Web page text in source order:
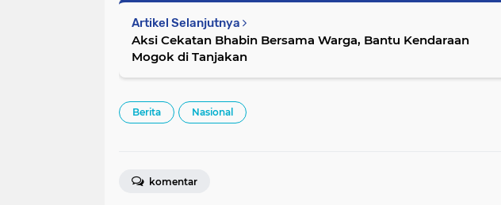
Artikel Selanjutnya
Aksi Cekatan Bhabin Bersama Warga, Bantu Kendaraan
Mogok di Tanjakan
Berita Nasional
komentar